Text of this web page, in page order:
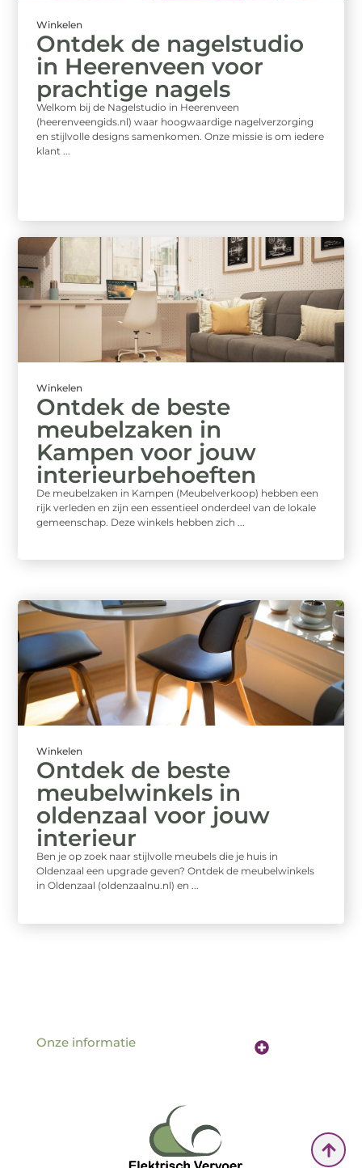
Winkelen
Ontdek de nagelstudio
in Heerenveen voor
prachtige nagels
Welkom bij de Nagelstudio in Heerenveen
(heerenveengids.nl) waar hoogwaardige nagelverzorging
en stijlvolle designs samenkomen. Onze missie is om iedere
klant ...
Winkelen
Ontdek de beste
meubelzaken in
Kampen voor jouw
interieurbehoeften
De meubelzaken in Kampen (Meubelverkoop) hebben een
rijk verleden en zijn een essentieel onderdeel van de lokale
gemeenschap. Deze winkels hebben zich ...
Winkelen
Ontdek de beste
meubelwinkels in
oldenzaal voor jouw
interieur
Ben je op zoek naar stijlvolle meubels die je huis in
Oldenzaal een upgrade geven? Ontdek de meubelwinkels
in Oldenzaal (oldenzaalnu.nl) en ...
Onze informatie